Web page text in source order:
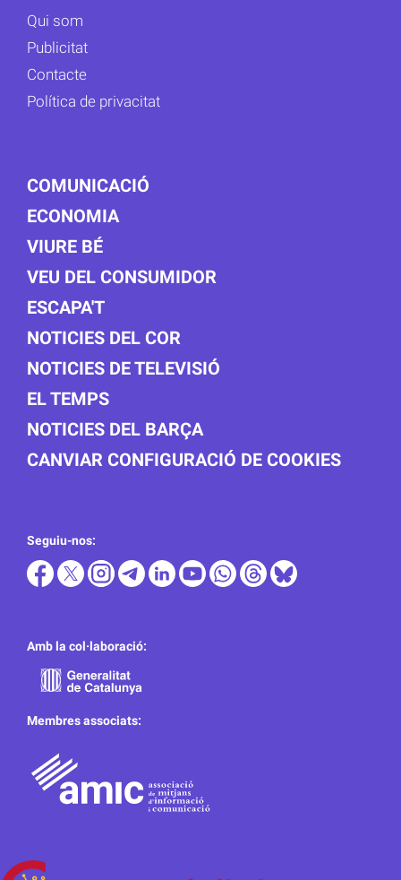
Qui som
Publicitat
Contacte
Política de privacitat
COMUNICACIÓ
ECONOMIA
VIURE BÉ
VEU DEL CONSUMIDOR
ESCAPA'T
NOTICIES DEL COR
NOTICIES DE TELEVISIÓ
EL TEMPS
NOTICIES DEL BARÇA
CANVIAR CONFIGURACIÓ DE COOKIES
Seguiu-nos:
Amb la col·laboració:
Membres associats: